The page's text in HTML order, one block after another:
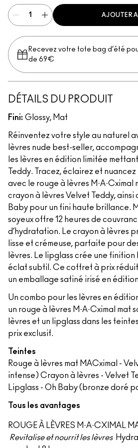
AJOUTER
Recevez votre tote bag d’été
de 69€
DÉTAILS DU PRODUIT
Fini: Glossy, Mat
Réinventez votre style au naturel
lèvres nude best-seller,
les lèvres en édition limitée
Teddy. Tracez, éclairez et
avec le rouge à lèvres M·A·Cximal
crayon à lèvres Velvet Teddy, ainsi
Baby pour un fini haute brillance.
soyeux offre 12 heures de
d’hydratation. Le crayon à lèvres
lisse et crémeuse, parfaite pour
lèvres. Le lipglass crée une
éclat subtil. Ce coffret à prix
un emballage satiné irisé en
Un combo pour les lèvres en
un rouge à lèvres M·A·Cximal mat
lèvres et un lipglass dans les
prix exclusif.
Teintes
Rouge à lèvres mat MACximal -
intense) Crayon à lèvres - Velvet
Lipglass - Oh Baby (bronze doré
Tous les avantages
ROUGE À LÈVRES M·A·CXIMAL
Revitalise et nourrit les lèvres